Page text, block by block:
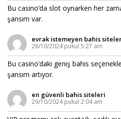
Bu casino’da slot oynarken her
şansım var.
evrak istemeyen bahis
28/10/2024 pukul 5:27 am
Bu casino’daki geniş bahis
şansım artıyor.
en güvenli bahis siteleri
29/10/2024 pukul 2:04 am